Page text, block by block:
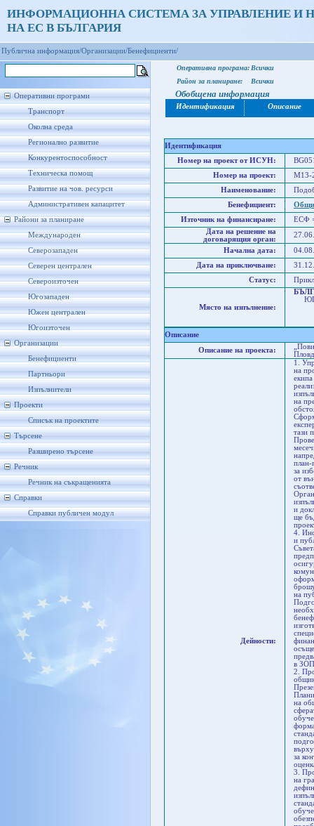
ИНФОРМАЦИОННА СИСТЕМА ЗА УПРАВЛЕНИЕ И
НА ЕС В БЪЛГАРИЯ
Публична информация/Организации/Бенефициенти/
Оперативни програми
Транспорт
Околна среда
Регионално развитие
Конкурентоспособност
Техническа помощ
Развитие на чов. ресурси
Административен капацитет
Райони за планиране
Международен
Северозападен
Северен централен
Североизточен
Югозападен
Южен централен
Югоизточен
Организации
Бенефициенти
Партньори
Изпълнители
Проекти
Списък на проектите
Търсене
Разширено търсене
Речник
Речник на съкращенията
Справки
Справки публичен модул
Оперативна програма: Всички
Район за планиране:
Всички
Обобщена информация
Идентификация Описание
Идентификация
Номер на проект от ИСУН:
Номер на проект:
M13-
Наименование:
Бенефициент:
Източник на финансиране:
ЕСФ
Дата на решение на
договарящия орган:
Начална дата:
Дата на приключване:
Статус:
Място на изпълнение:
Описание
Описание на проекта:
Дейности:
1.
на
на
тази
план-
за
от
и
ще
4.
и
на
в
2.
на
за
3.
на